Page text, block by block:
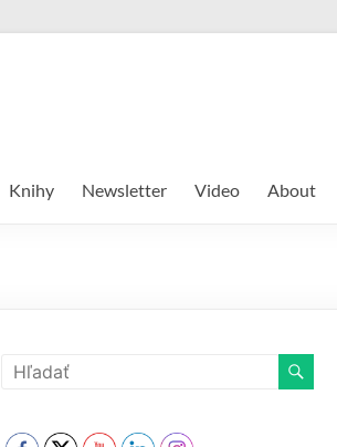
Knihy Newsletter Video About